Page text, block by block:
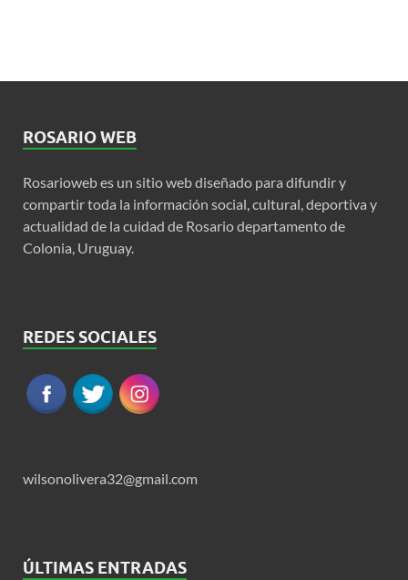
ROSARIO WEB
Rosarioweb es un sitio web diseñado para difundir y
compartir toda la información social, cultural, deportiva y
actualidad de la cuidad de Rosario departamento de
Colonia, Uruguay.
REDES SOCIALES
wilsonolivera32@gmail.com
ÚLTIMAS ENTRADAS